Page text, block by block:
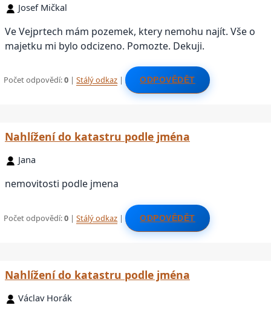
Josef Mičkal
Ve Vejprtech mám pozemek, ktery nemohu najít. Vše o
majetku mi bylo odcizeno. Pomozte. Dekuji.
Počet odpovědí:0 |Stálý odkaz | ODPOVĚDĚT
Nahlížení do katastru podle jména
Jana
nemovitosti podle jmena
Počet odpovědí:0 |Stálý odkaz | ODPOVĚDĚT
Nahlížení do katastru podle jména
Václav Horák